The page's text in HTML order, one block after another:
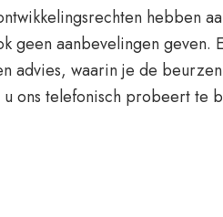
hebben
geen aanbevelingen
advies, waarin je de
ons telefonisch probeert te